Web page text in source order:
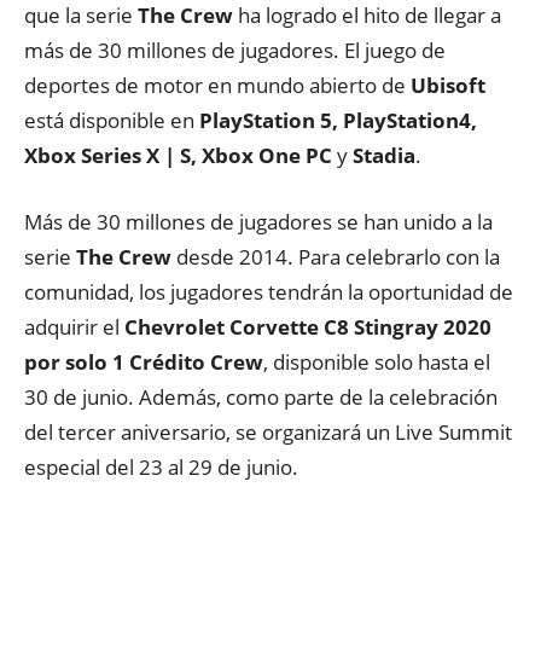
que la serie The Crew ha logrado el hito de llegar a
más de 30 millones de jugadores. El juego de
deportes de motor en mundo abierto de Ubisoft
está disponible en PlayStation 5, PlayStation4,
Xbox Series X | S, Xbox One PC yStadia.
Más de 30 millones de jugadores se han unido a la
serie The Crew desde 2014. Para celebrarlo con la
comunidad, los jugadores tendrán la oportunidad de
adquirir el Chevrolet Corvette C8 Stingray 2020
por solo 1 Crédito Crew, disponible solo hasta el
30 de junio. Además, como parte de la celebración
del tercer aniversario, se organizará un Live Summit
especial del 23 al 29 de junio.